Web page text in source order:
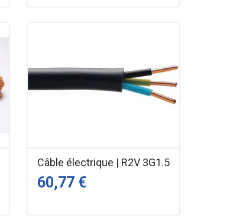
Câble électrique | R2V 3G1.5
60,77 €